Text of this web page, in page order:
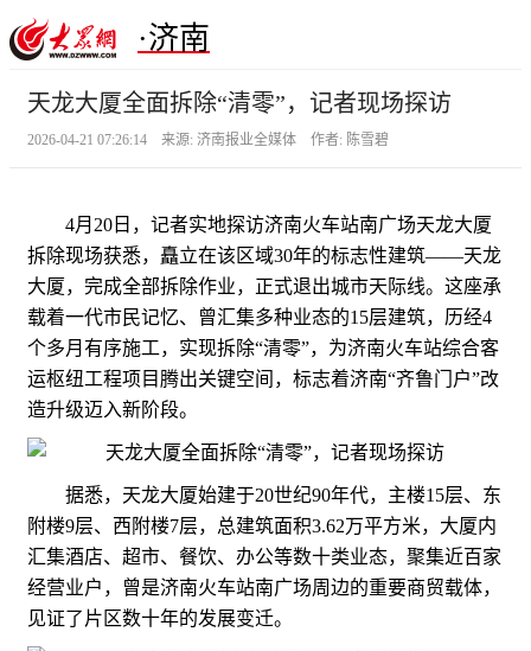
·济南
天龙大厦全面拆除“清零”，记者现场探访
2026-04-21 07:26:14 来源: 济南报业全媒体 作者: 陈雪碧
4月20日，记者实地探访济南火车站南广场天龙大厦
拆除现场获悉，矗立在该区域30年的标志性建筑——天龙
大厦，完成全部拆除作业，正式退出城市天际线。这座承
载着一代市民记忆、曾汇集多种业态的15层建筑，历经4
个多月有序施工，实现拆除“清零”，为济南火车站综合客
运枢纽工程项目腾出关键空间，标志着济南“齐鲁门户”改
造升级迈入新阶段。
据悉，天龙大厦始建于20世纪90年代，主楼15层、东
附楼9层、西附楼7层，总建筑面积3.62万平方米，大厦内
汇集酒店、超市、餐饮、办公等数十类业态，聚集近百家
经营业户，曾是济南火车站南广场周边的重要商贸载体，
见证了片区数十年的发展变迁。